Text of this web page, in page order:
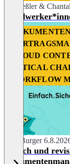
Pia Heßler&
CLOUD
OPTICAL
WORKFLOW
Julia Burger
einfach und